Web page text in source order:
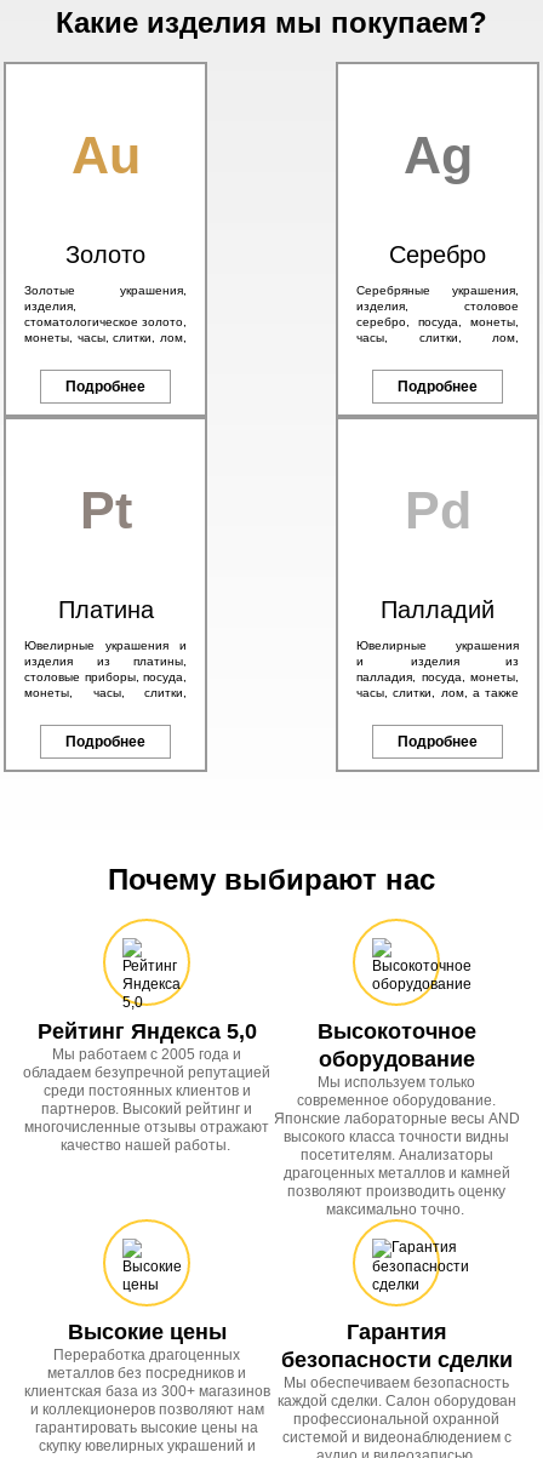
Какие изделия мы покупаем?
Au
Золото
Золотые украшения,
изделия,
стоматологическое золото,
монеты, часы, слитки, лом,
золото 56 пробы и
брендовые изделия.
Подробнее
Ag
Серебро
Серебряные украшения,
изделия, столовое
серебро, посуда, монеты,
часы, слитки, лом,
пробы, в том числе с
эмалью.Подробнее
Pt
Платина
Ювелирные украшения и
изделия из платины,
столовые приборы, посуда,
монеты, часы, слитки,
также другие платиновые
изделия.Подробнее
Pd
Палладий
Ювелирные украшения
и изделия из
палладия, посуда, монеты,
часы, слитки, лом, а также
содержанием палладия.
Подробнее
Почему выбирают нас
Рейтинг Яндекса 5,0
Мы работаем с 2005 года и
обладаем безупречной репутацией
среди постоянных клиентов и
партнеров. Высокий рейтинг и
многочисленные отзывы отражают
качество нашей работы.
Высокоточное
оборудование
Мы используем только
современное оборудование.
Японские лабораторные весы AND
высокого класса точности видны
посетителям. Анализаторы
драгоценных металлов и камней
позволяют производить оценку
максимально точно.
Высокие цены
Переработка драгоценных
металлов без посредников и
клиентская база из 300+ магазинов
и коллекционеров позволяют нам
гарантировать высокие цены на
скупку ювелирных украшений и
Гарантия
безопасности сделки
Мы обеспечиваем безопасность
каждой сделки. Салон оборудован
профессиональной охранной
системой и видеонаблюдением с